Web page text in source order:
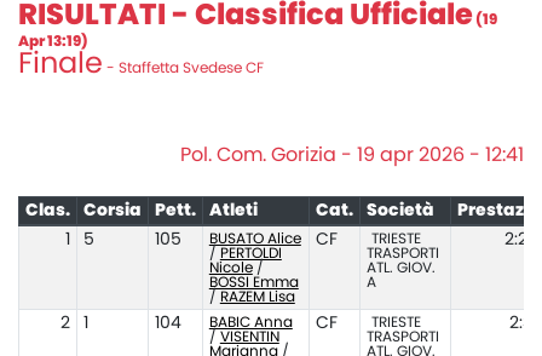
RISULTATI - Classifica Ufficiale (19
Apr 13:19)
Finale - Staffetta Svedese CF
Pol. Com. Gorizia - 19 apr 2026 - 12:41
Clas. Corsia Pett. Atleti Cat. Società
5 105
BUSATO Alice
/ PERTOLDI
Nicole/
BOSSI Emma
/ RAZEM Lisa
CF
TRIESTE
TRASPORTI
ATL. GIOV.
A
2 104
BABIC Anna
/ VISENTIN
Marianna/
CF
TRIESTE
TRASPORTI
ATL. GIOV.